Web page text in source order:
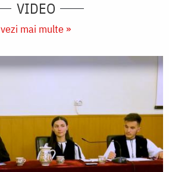
VIDEO
vezi mai multe »